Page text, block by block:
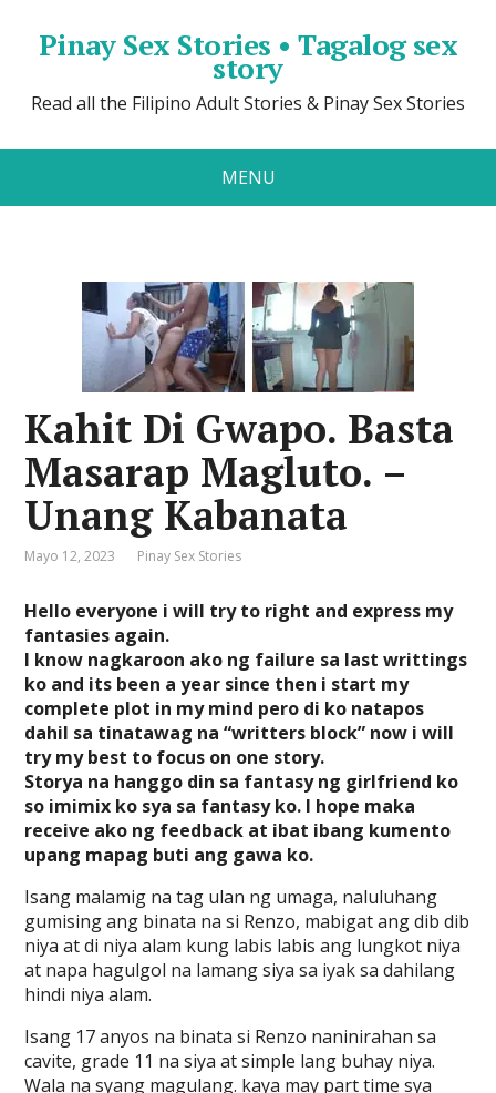
Pinay Sex Stories • Tagalog sex
story
Read all the Filipino Adult Stories & Pinay Sex Stories
MENU
Kahit Di Gwapo. Basta
Masarap Magluto. –
Unang Kabanata
Mayo 12, 2023 Pinay Sex Stories
Hello everyone i will try to right and express my
fantasies again.
I know nagkaroon ako ng failure sa last writtings
ko and its been a year since then i start my
complete plot in my mind pero di ko natapos
dahil sa tinatawag na “writters block” now i will
try my best to focus on one story.
Storya na hanggo din sa fantasy ng girlfriend ko
so imimix ko sya sa fantasy ko. I hope maka
receive ako ng feedback at ibat ibang kumento
upang mapag buti ang gawa ko.
Isang malamig na tag ulan ng umaga, naluluhang
gumising ang binata na si Renzo, mabigat ang dib dib
niya at di niya alam kung labis labis ang lungkot niya
at napa hagulgol na lamang siya sa iyak sa dahilang
hindi niya alam.
Isang 17 anyos na binata si Renzo naninirahan sa
cavite, grade 11 na siya at simple lang buhay niya.
Wala na syang magulang. kaya may part time sya